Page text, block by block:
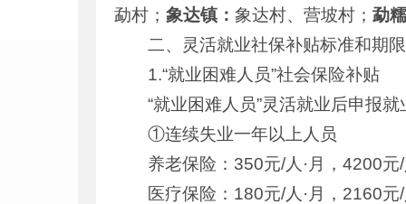
勐村； 象达镇： 象达村、营坡村； 勐
二、灵活就业社保补贴标准和期限
1.“就业困难人员”社会保险补贴
“就业困难人员”灵活就业后申报
①连续失业一年以上人员
养老保险：350元/人·月，4200元
医疗保险：180元/人·月，2160元